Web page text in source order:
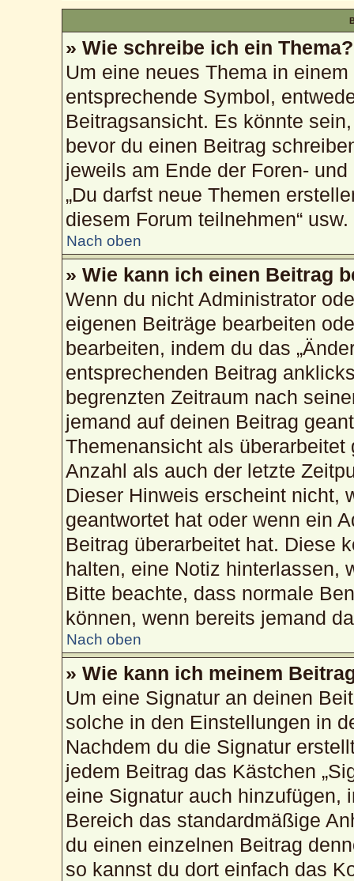
» Wie schreibe ich ein Thema?
Um eine neues Thema in
entsprechende Symbol,
Beitragsansicht. Es könnte
bevor du einen Beitrag
jeweils am Ende der Foren-
„Du darfst neue Themen
diesem Forum teilnehmen“ usw.
Nach oben
» Wie kann ich einen Beitrag
Wenn du nicht Administrator
eigenen Beiträge bearbeiten
bearbeiten, indem du das
entsprechenden Beitrag
begrenzten Zeitraum nach
jemand auf deinen Beitrag
Themenansicht als
Anzahl als auch der letzte
Dieser Hinweis erscheint nicht,
geantwortet hat oder wenn ein
Beitrag überarbeitet hat. Diese
halten, eine Notiz hinterlassen,
Bitte beachte, dass normale
können, wenn bereits jemand
Nach oben
» Wie kann ich meinem
Um eine Signatur an deinen
solche in den Einstellungen in
Nachdem du die Signatur
jedem Beitrag das Kästchen
eine Signatur auch hinzufügen,
Bereich das standardmäßige
du einen einzelnen Beitrag
so kannst du dort einfach das